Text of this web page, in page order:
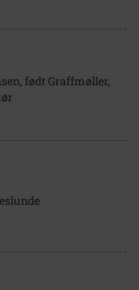
født Graffmøller,